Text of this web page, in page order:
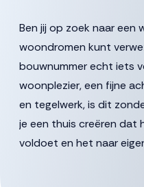
Ben jij op zoek naar een
woondromen kunt
bouwnummer echt iets
woonplezier, een fijne
en tegelwerk, is dit
je een thuis creëren dat
voldoet en het naar